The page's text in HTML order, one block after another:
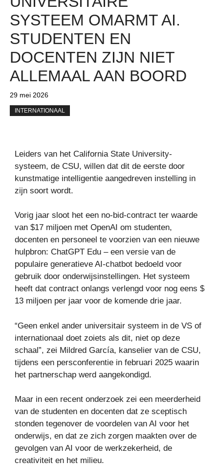
SYSTEEM OMARMT AI.
STUDENTEN EN
DOCENTEN ZIJN NIET
ALLEMAAL AAN BOORD
29 mei 2026
INTERNATIONAAL
Leiders van het California State University-
systeem, de CSU, willen dat dit de eerste door
kunstmatige intelligentie aangedreven instelling in
zijn soort wordt.
Vorig jaar sloot het een no-bid-contract ter waarde
van $17 miljoen met OpenAI om studenten,
docenten en personeel te voorzien van een nieuwe
hulpbron: ChatGPT Edu – een versie van de
populaire generatieve AI-chatbot bedoeld voor
gebruik door onderwijsinstellingen. Het systeem
heeft dat contract onlangs verlengd voor nog eens $
13 miljoen per jaar voor de komende drie jaar.
“Geen enkel ander universitair systeem in de VS of
internationaal doet zoiets als dit, niet op deze
schaal”, zei Mildred García, kanselier van de CSU,
tijdens een persconferentie in februari 2025 waarin
het partnerschap werd aangekondigd.
Maar in een recent onderzoek zei een meerderheid
van de studenten en docenten dat ze sceptisch
stonden tegenover de voordelen van AI voor het
onderwijs, en dat ze zich zorgen maakten over de
gevolgen van AI voor de werkzekerheid, de
creativiteit en het milieu.